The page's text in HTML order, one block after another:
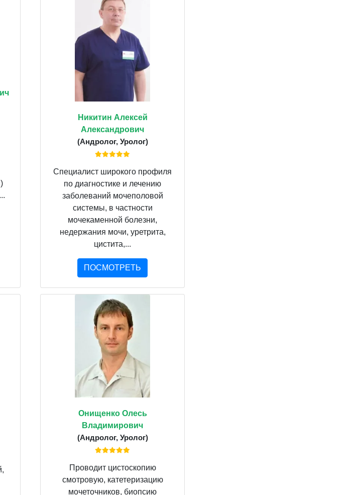
Никитин Алексей
Александрович
(Андролог, Уролог)
Специалист широкого профиля
по диагностике и лечению
заболеваний мочеполовой
системы, в частности
мочекаменной болезни,
недержания мочи, уретрита,
цистита,...
ПОСМОТРЕТЬ
Онищенко Олесь
Владимирович
(Андролог, Уролог)
Проводит цистоскопию
смотровую, катетеризацию
мочеточников, биопсию